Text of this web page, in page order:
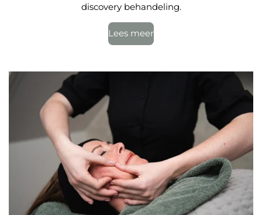
discovery behandeling.
Lees meer